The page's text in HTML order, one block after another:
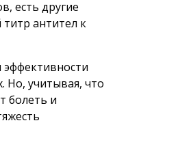
есть другие
антител к
Но, учитывая, что
болеть и